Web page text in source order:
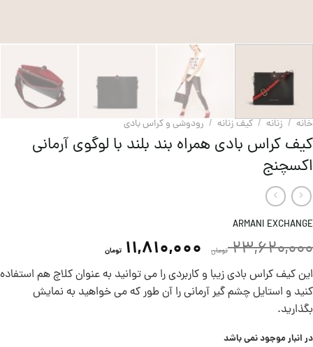
خانه / زنانه / کیف زنانه / رودوشی و کراس بادی
کیف کراس بادی همراه بند بلند با لوگوی آرمانی
اکسچنج
ARMANI EXCHANGE
23,620,000 تومان 11,810,000 تومان
این کیف کراس بادی زیبا و کاربردی را می توانید به عنوان کلاچ هم استفاده
کنید و استایل چشم گیر آرمانی را آن طور که می خواهيد به نمایش
بگذارید.
در انبار موجود نمی باشد